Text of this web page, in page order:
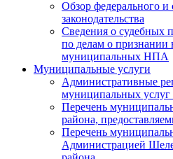
Обзор федерального и
законодательства
Сведения о судебных
по делам о
муниципальных НПА
Муниципальные услуги
Административные
муниципальных услуг
Перечень
района,
Перечень
Администрацией